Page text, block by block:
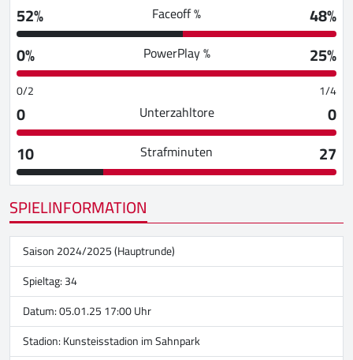
52%
Faceoff %
48%
0%
PowerPlay % 25%
0/2 1/4
0 Unterzahltore
0
10
Strafminuten
27
SPIELINFORMATION
Saison 2024/2025 (Hauptrunde)
Spieltag: 34
Datum: 05.01.25 17:00 Uhr
Stadion:Kunsteisstadion im Sahnpark